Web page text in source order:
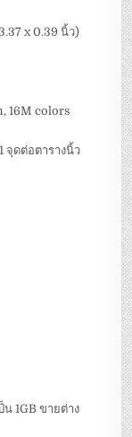
x 0.39 นิ้ว)
colors
จุดต่อตารางนิ้ว
1GB ขายต่าง